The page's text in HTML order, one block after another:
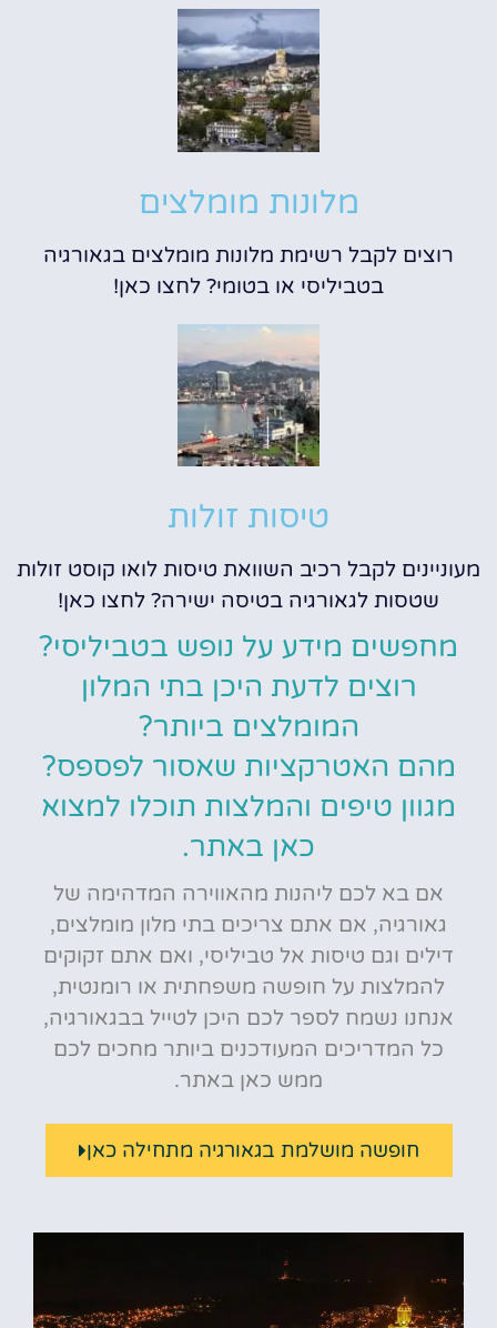
מלונות מומלצים
רוצים לקבל רשימת מלונות מומלצים בגאורגיה
בטביליסי או בטומי? לחצו כאן!
טיסות זולות
מעוניינים לקבל רכיב השוואת טיסות לואו קוסט זולות
שטסות לגאורגיה בטיסה ישירה? לחצו כאן!
מחפשים מידע על נופש בטביליסי?
רוצים לדעת היכן בתי המלון
המומלצים ביותר?
מהם האטרקציות שאסור לפספס?
מגוון טיפים והמלצות תוכלו למצוא
כאן באתר.
אם בא לכם ליהנות מהאווירה המדהימה של
גאורגיה, אם אתם צריכים בתי מלון מומלצים,
דילים וגם טיסות אל טביליסי, ואם אתם זקוקים
להמלצות על חופשה משפחתית או רומנטית,
אנחנו נשמח לספר לכם היכן לטייל בבגאורגיה,
כל המדריכים המעודכנים ביותר מחכים לכם
ממש כאן באתר.
חופשה מושלמת בגאורגיה מתחילה כאן